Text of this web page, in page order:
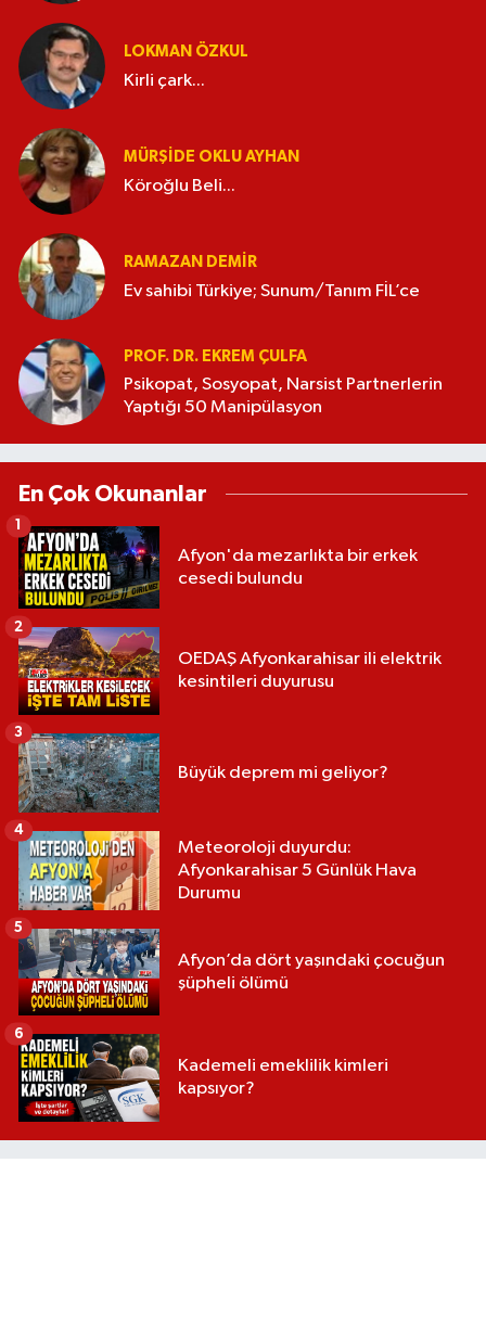
LOKMAN ÖZKUL
Kirli çark...
MÜRŞIDE OKLU AYHAN
Köroğlu Beli...
RAMAZAN DEMİR
Ev sahibi Türkiye; Sunum/Tanım FİL’ce
PROF. DR. EKREM ÇULFA
Psikopat, Sosyopat, Narsist Partnerlerin
Yaptığı 50 Manipülasyon
En Çok Okunanlar
Afyon'da mezarlıkta bir erkek
cesedi bulundu
1
OEDAŞ Afyonkarahisar ili elektrik
kesintileri duyurusu
2
Büyük deprem mi geliyor?
3
Meteoroloji duyurdu:
Afyonkarahisar 5 Günlük Hava
Durumu
4
Afyon’da dört yaşındaki çocuğun
şüpheli ölümü
5
Kademeli emeklilik kimleri
kapsıyor?
6